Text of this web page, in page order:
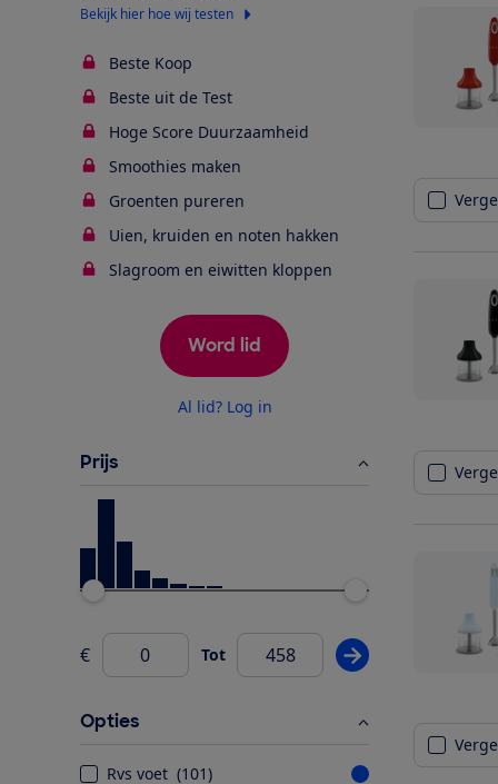
Bekijk hier hoe wij testen
Beste Koop
Beste uit de Test
Hoge Score Duurzaamheid
Smoothies maken
Groenten pureren
Uien, kruiden en noten hakken
Slagroom en eiwitten kloppen
Word lid
Al lid? Log in
Prijs
€
Van Tot Pas prijsfilter
Opties
Rvs voet (101)